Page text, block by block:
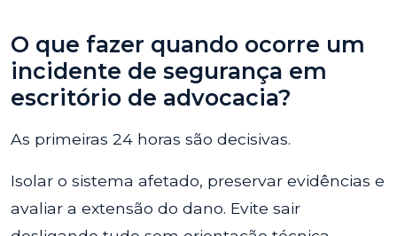
O que fazer quando ocorre um
incidente de segurança em
escritório de advocacia?
As primeiras 24 horas são decisivas.
Isolar o sistema afetado, preservar evidências e
avaliar a extensão do dano. Evite sair